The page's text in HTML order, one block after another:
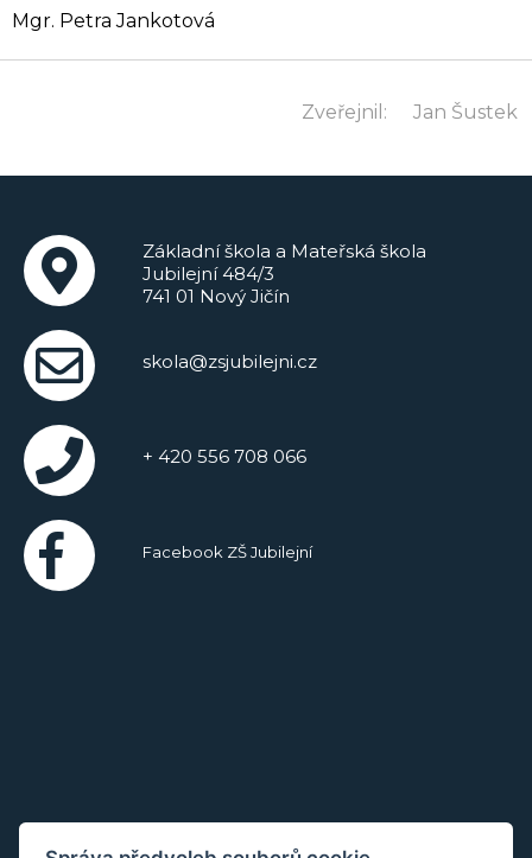
Mgr. Petra Jankotová
Zveřejnil: Jan Šustek
Základní škola a Mateřská škola
Jubilejní 484/3
741 01 Nový Jičín
skola@zsjubilejni.cz
+ 420 556 708 066
Facebook ZŠ Jubilejní